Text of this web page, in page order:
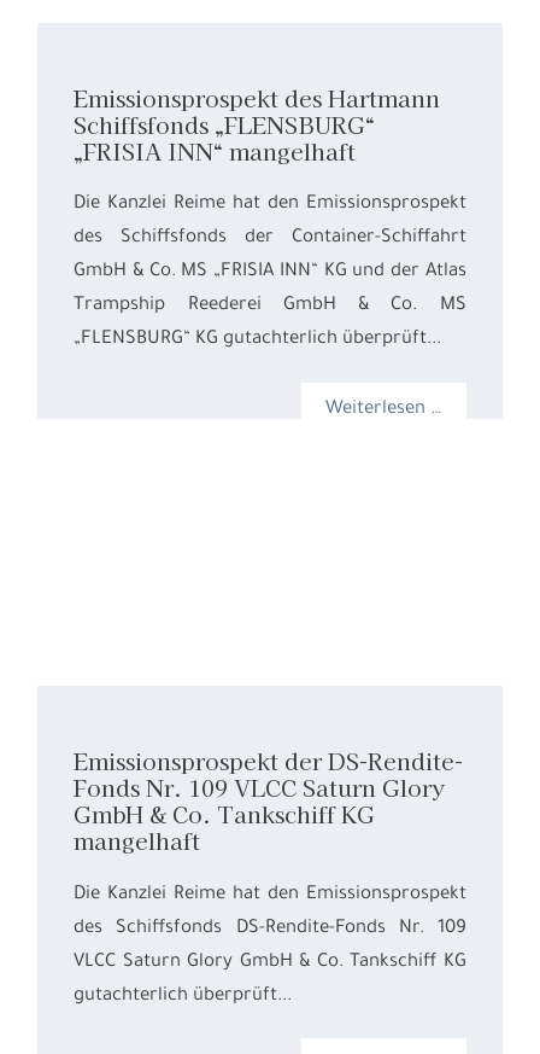
Emissionsprospekt des Hartmann
Schiffsfonds „FLENSBURG“
„FRISIA INN“ mangelhaft
Die Kanzlei Reime hat den Emissionsprospekt
des Schiffsfonds der Container-Schiffahrt
GmbH & Co. MS „FRISIA INN“ KG und der Atlas
Trampship Reederei GmbH & Co. MS
„FLENSBURG“ KG gutachterlich überprüft...
Weiterlesen …
Emissionsprospekt der DS-Rendite-
Fonds Nr. 109 VLCC Saturn Glory
GmbH & Co. Tankschiff KG
mangelhaft
Die Kanzlei Reime hat den Emissionsprospekt
des Schiffsfonds DS-Rendite-Fonds Nr. 109
VLCC Saturn Glory GmbH & Co. Tankschiff KG
gutachterlich überprüft...